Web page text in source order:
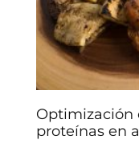
Optimización
proteínas en